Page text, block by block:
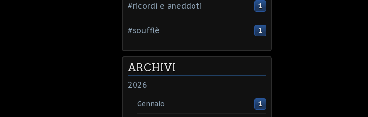
#ricordi e aneddoti 1
#soufflè 1
ARCHIVI
2026
Gennaio 1